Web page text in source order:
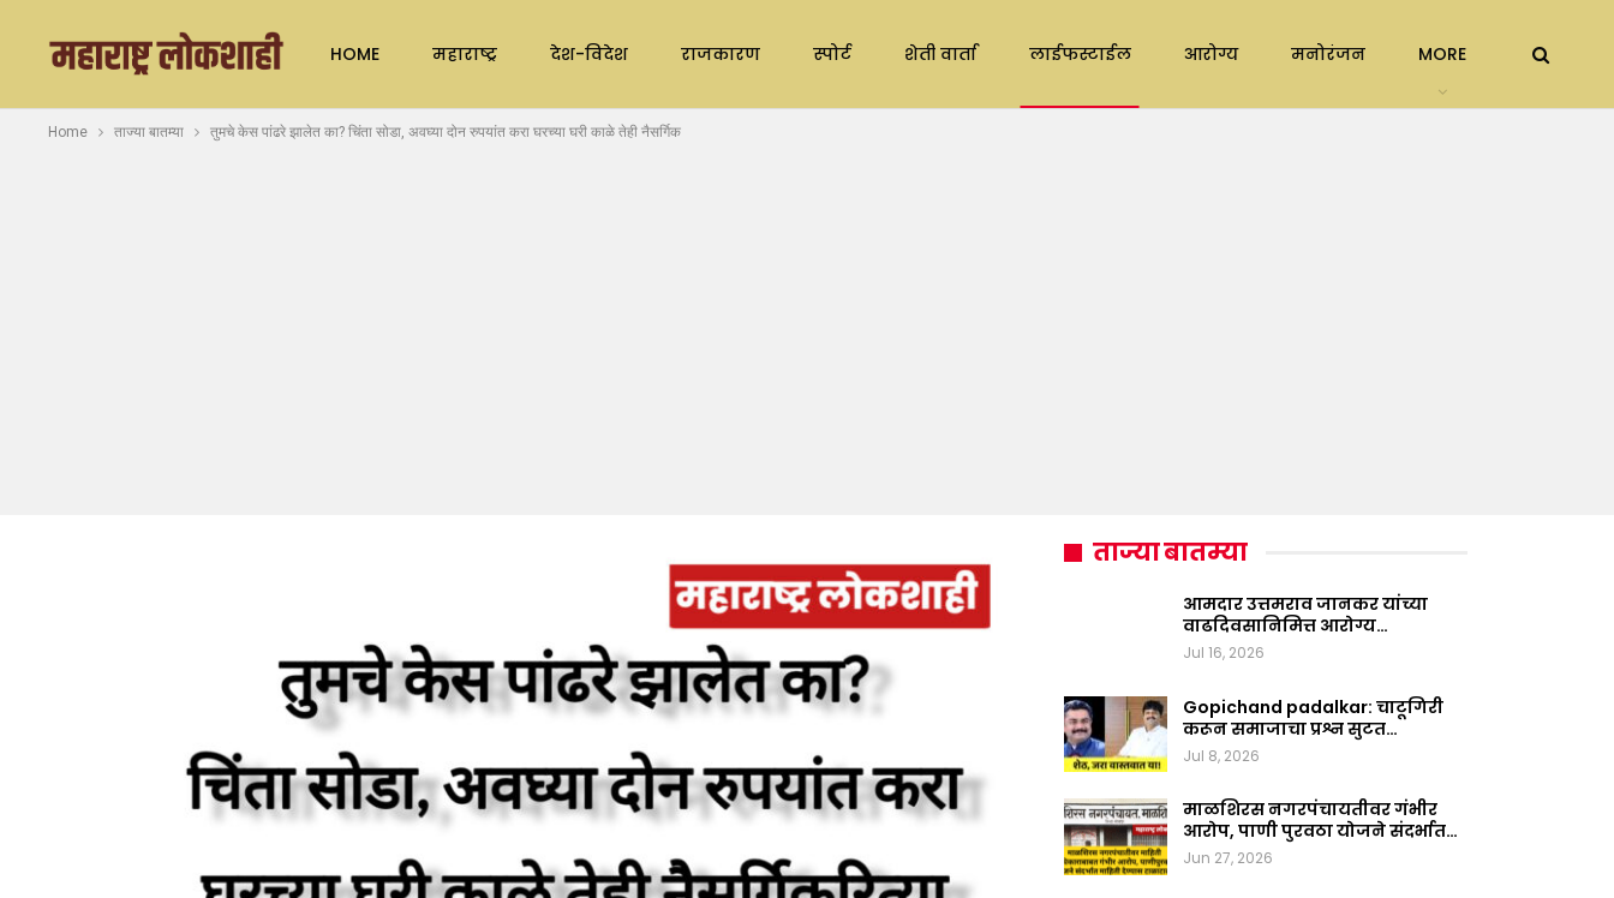
HOME महाराष्ट्र देश-विदेश राजकारण स्पोर्ट शेती वार्ता लाईफस्टाईल आरोग्य मनोरंजन MORE
Home ताज्या बातम्या तुमचे केस पांढरे झालेत का? चिंता सोडा, अवघ्या दोन रुपयांत करा घरच्या घरी काळे तेही नैसर्गिक
ताज्या बातम्या
आमदार उत्तमराव जानकर यांच्या
वाढदिवसानिमित्त आरोग्य…
Jul 16, 2026
Gopichand padalkar: चाटूगिरी
करून समाजाचा प्रश्न सुटत…
Jul 8, 2026
माळशिरस नगरपंचायतीवर गंभीर
आरोप, पाणी पुरवठा योजने संदर्भात…
Jun 27, 2026